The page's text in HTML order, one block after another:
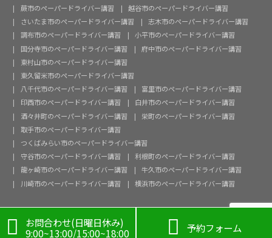
蕨市のペーパードライバー講習
越谷市のペーパードライバー講習
さいたま市のペーパードライバー講習
志木市のペーパードライバー講習
調布市のペーパードライバー講習
小平市のペーパードライバー講習
国分寺市のペーパードライバー講習
府中市のペーパードライバー講習
東村山市のペーパードライバー講習
東久留米市のペーパードライバー講習
八千代市のペーパードライバー講習
富里市のペーパードライバー講習
印西市のペーパードライバー講習
白井市のペーパードライバー講習
酒々井町のペーパードライバー講習
栄町のペーパードライバー講習
取手市のペーパードライバー講習
つくばみらい市のペーパードライバー講習
守谷市のペーパードライバー講習
利根町のペーパードライバー講習
龍ヶ崎市のペーパードライバー講習
牛久市のペーパードライバー講習
川崎市のペーパードライバー講習
横浜市のペーパードライバー講習

お問合わせ(日曜日休み)
9:00~13:00/15:00~18:00
 予約フォーム